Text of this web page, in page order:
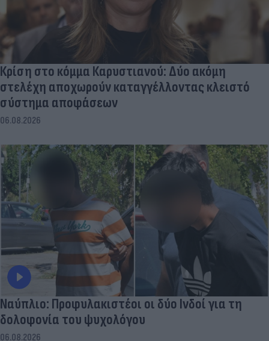
Κρίση στο κόμμα Καρυστιανού: Δύο ακόμη
στελέχη αποχωρούν καταγγέλλοντας κλειστό
σύστημα αποφάσεων
06.08.2026
Ναύπλιο: Προφυλακιστέοι οι δύο Ινδοί για τη
δολοφονία του ψυχολόγου
06.08.2026